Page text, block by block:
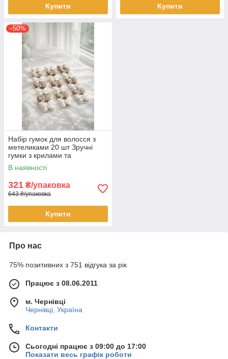
Купити Купити
–50%
Набір гумок для волосся з
метеликами 20 шт Зручні
гумки з крилами та
перлинним декором
Аксесуари для зачісок
В наявності
321 ₴/упаковка
643 ₴/упаковка
Купити
Про нас
75% позитивних з 751 відгука за рік
Працює з 08.06.2011
м. Чернівці
Чернівці, Україна
Контакти
Сьогодні працює з 09:00 до 17:00
Показати весь графік роботи